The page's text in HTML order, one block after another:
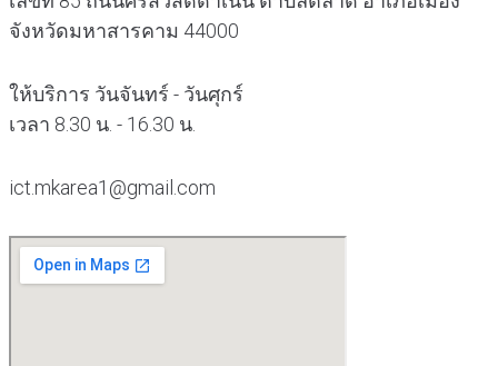
จังหวัดมหาสารคาม 44000
ให้บริการ วันจันทร์ - วันศุกร์
เวลา 8.30 น. - 16.30 น.
ict.mkarea1@gmail.com